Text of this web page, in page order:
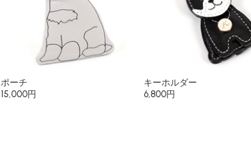
ポーチ
15,000円
キーホルダー
6,800円